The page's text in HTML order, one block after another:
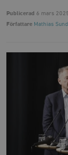
Publicerad 6 mars
Författare Mathias